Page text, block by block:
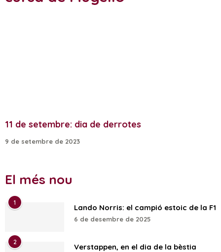
11 de setembre: dia de derrotes
9 de setembre de 2023
El més nou
1
Lando Norris: el campió estoic de la F1
6 de desembre de 2025
2
Verstappen, en el dia de la bèstia